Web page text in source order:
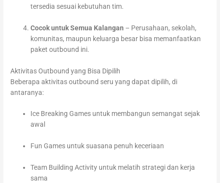
tersedia sesuai kebutuhan tim.
Cocok untuk Semua Kalangan – Perusahaan, sekolah,
komunitas, maupun keluarga besar bisa memanfaatkan
paket outbound ini.
Aktivitas Outbound yang Bisa Dipilih
Beberapa aktivitas outbound seru yang dapat dipilih, di
antaranya:
Ice Breaking Games untuk membangun semangat sejak
awal
Fun Games untuk suasana penuh keceriaan
Team Building Activity untuk melatih strategi dan kerja
sama